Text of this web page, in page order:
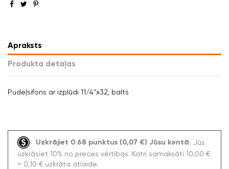
Apraksts
Produkta detaļas
Pudeļsifons ar izplūdi 11/4"x32, balts
Uzkrājiet 0.68 punktus (0,07 €) Jūsu kontā.
Jūs
uzkrāsiet 10% no preces vērtības. Katri samaksāti 10,00 €
= 0,10 € uzkrāta atlaide.